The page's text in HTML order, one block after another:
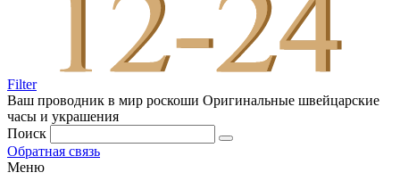
Filter
Ваш проводник в мир роскоши Оригинальные швейцарские
часы и украшения
Поиск
Обратная связь
Меню